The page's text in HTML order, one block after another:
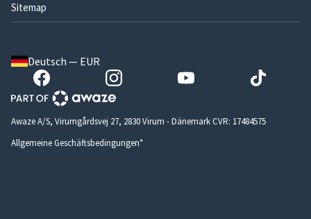
Sitemap
Deutsch — EUR
Awaze A/S, Virumgårdsvej 27, 2830 Virum - Dänemark CVR: 17484575
Allgemeine Geschäftsbedingungen*